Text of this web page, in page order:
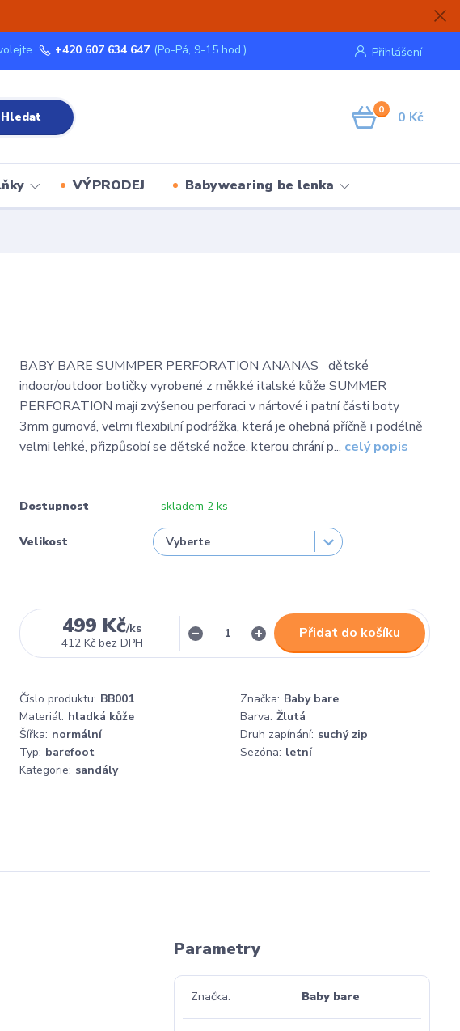
Přihlášení
Hledat
+420 607 634 647 (Po-Pá, 9-15 hod.)
0 0 Kč
VÝPRODEJ Babywearing be lenka
BABY BARE SUMMPER PERFORATION ANANAS dětské
indoor/outdoor botičky vyrobené z měkké italské kůže SUMMER
PERFORATION mají zvýšenou perforaci v nártové i patní části boty
3mm gumová, velmi flexibilní podrážka, která je ohebná příčně i podélně
velmi lehké, přizpůsobí se dětské nožce, kterou chrání p... celý popis
Dostupnost skladem 2 ks
Velikost
499 Kč/ks
412 Kč bez DPH
Přidat do košíku
Číslo produktu: BB001 Značka: Baby bare
Materiál: hladká kůže Barva: Žlutá
Šířka: normální Druh zapínání: suchý zip
Typ: barefoot Sezóna: letní
Kategorie: sandály
Parametry
Značka Baby bare